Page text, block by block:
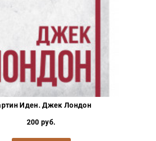
Иден. Джек Лондон
200 руб.